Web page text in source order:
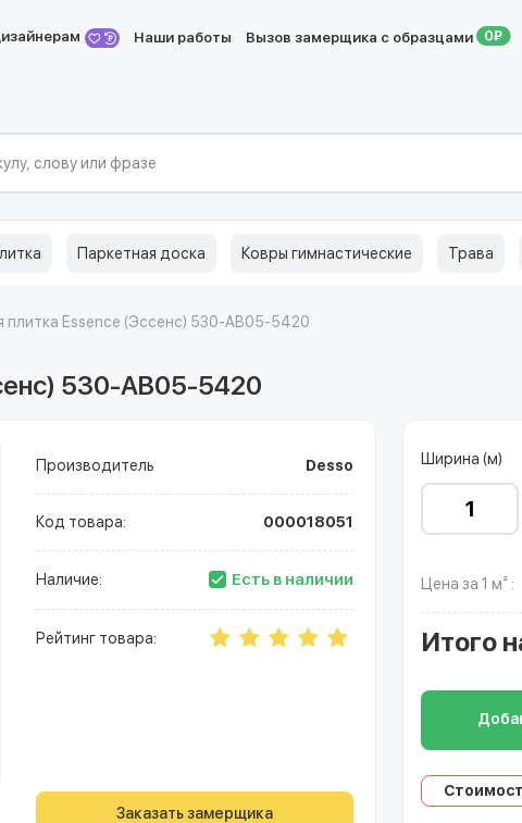
Наши работы Вызов замерщика с образцами
Паркетная доска Ковры гимнастические Трава
плитка Essence (Эссенс) 530-AB05-5420
530-AB05-5420
Производитель Desso
Код товара: 000018051
Наличие: Есть в наличии
Рейтинг товара:
Заказать замерщика
Ширина (м)
Цена за 1 м² :
Итого